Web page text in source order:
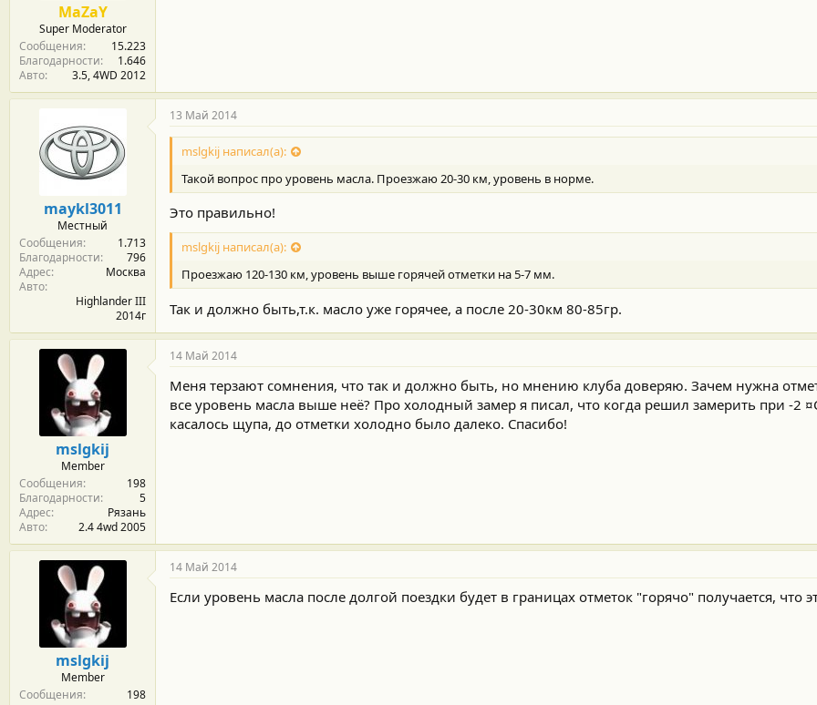
MaZaY
Super Moderator
Сообщения
15.223
Благодарности
1.646
Авто
3.5, 4WD 2012
maykl3011
Местный
Сообщения
1.713
Благодарности
796
Адрес
Москва
Авто
Highlander III
2014г
13 Май 2014
mslgkij написал(а):
Такой вопрос про уровень масла. Проезжаю 20-30 км, уровень в норме.
Это правильно!
mslgkij написал(а):
Проезжаю 120-130 км, уровень выше горячей отметки на 5-7 мм.
Так и должно быть,т.к. масло уже горячее, а после 20-30км 80-85гр.
mslgkij
Member
Сообщения
198
Благодарности
5
Адрес
Рязань
Авто
2.4 4wd 2005
14 Май 2014
Меня терзают сомнения, что так и должно быть, но мнению клуба доверяю. Зачем нужна
все уровень масла выше неё? Про холодный замер я писал, что когда решил замерить при -2
касалось щупа, до отметки холодно было далеко. Спасибо!
mslgkij
Member
Сообщения
198
14 Май 2014
Если уровень масла после долгой поездки будет в границах отметок "горячо" получается, что